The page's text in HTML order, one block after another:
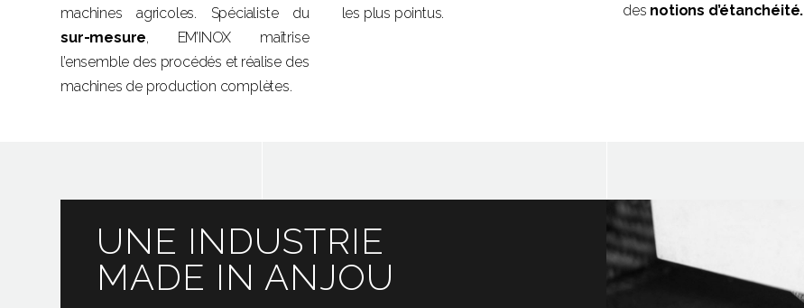
machines agricoles. Spécialiste du
sur-mesure, EM’INOX maîtrise
l’ensemble des procédés et réalise des
machines de production complètes.
les plus pointus.
des notions d’étanchéité.
UNE INDUSTRIE
MADE IN ANJOU